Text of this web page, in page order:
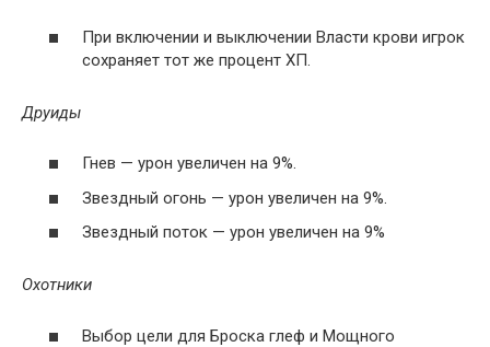
При включении и выключении Власти крови игрок
сохраняет тот же процент ХП.
Друиды
Гнев — урон увеличен на 9%.
Звездный огонь — урон увеличен на 9%.
Звездный поток — урон увеличен на 9%
Охотники
Выбор цели для Броска глеф и Мощного